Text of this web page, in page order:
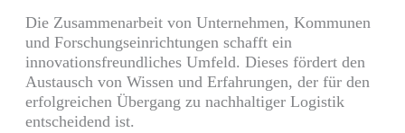
Die Zusammenarbeit von Unternehmen, Kommunen
und Forschungseinrichtungen schafft ein
innovationsfreundliches Umfeld. Dieses fördert den
Austausch von Wissen und Erfahrungen, der für den
erfolgreichen Übergang zu nachhaltiger Logistik
entscheidend ist.